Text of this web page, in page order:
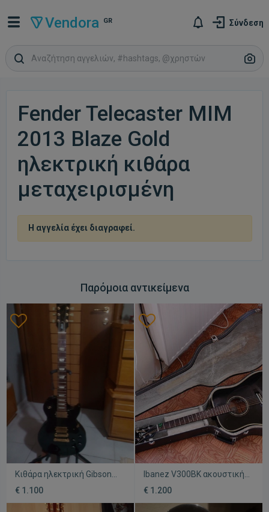
Vendora GR Σύνδεση
Fender Telecaster MIM
2013 Blaze Gold
ηλεκτρική κιθάρα
μεταχειρισμένη
Η αγγελία έχει διαγραφεί.
Παρόμοια αντικείμενα
Κιθάρα ηλεκτρική Gibson
Les Paul Studio με gold
hardware σε πολύ καλή
κατάσταση
€ 1.100
Ibanez V300BK ακουστική
κιθάρα μεταχειρισμένη με
θήκη
€ 1.200